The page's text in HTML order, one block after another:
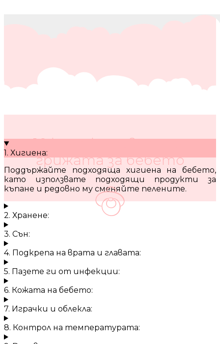
10 кратки съвета за
грижата за бебето
1. Хигиена:
Поддържайте подходяща хигиена на бебето,
като използвате подходящи продукти за
къпане и редовно му сменяйте пелените.
2. Хранене:
3. Сън:
4. Подкрепа на врата и главата:
5. Пазете ги от инфекции:
6. Кожата на бебето:
7. Играчки и облекла:
8. Контрол на температурата: